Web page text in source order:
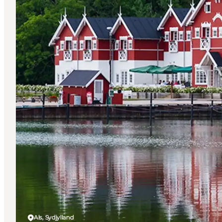
Als, Sydjylland